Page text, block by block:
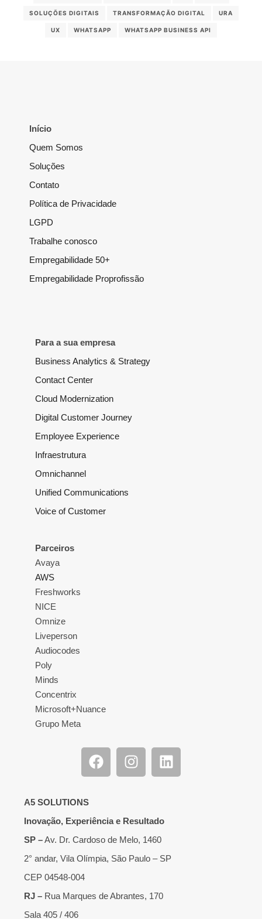
SOLUÇÕES DIGITAIS TRANSFORMAÇÃO DIGITAL URA
UX WHATSAPP WHATSAPP BUSINESS API
Início
Quem Somos
Soluções
Contato
Política de Privacidade
LGPD
Trabalhe conosco
Empregabilidade 50+
Empregabilidade Proprofissão
Para a sua empresa
Business Analytics & Strategy
Contact Center
Cloud Modernization
Digital Customer Journey
Employee Experience
Infraestrutura
Omnichannel
Unified Communications
Voice of Customer
Parceiros
Avaya
AWS
Freshworks
NICE
Omnize
Liveperson
Audiocodes
Poly
Minds
Concentrix
Microsoft+Nuance
Grupo Meta
A5 SOLUTIONS
Inovação, Experiência e Resultado
SP –Av. Dr. Cardoso de Melo, 1460
2° andar, Vila Olímpia, São Paulo – SP
CEP 04548-004
RJ – Rua Marques de Abrantes, 170
Sala 405 / 406